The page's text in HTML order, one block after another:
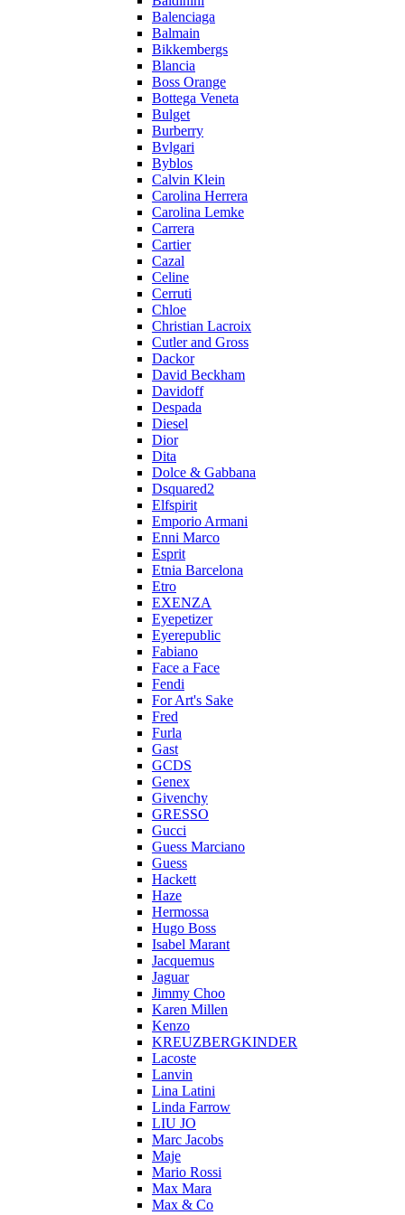
Balenciaga
Balmain
Bikkembergs
Blancia
Boss Orange
Bottega Veneta
Bulget
Burberry
Bvlgari
Byblos
Calvin Klein
Carolina Herrera
Carolina Lemke
Carrera
Cartier
Cazal
Celine
Cerruti
Chloe
Christian Lacroix
Cutler and Gross
Dackor
David Beckham
Davidoff
Despada
Diesel
Dior
Dita
Dolce & Gabbana
Dsquared2
Elfspirit
Emporio Armani
Enni Marco
Esprit
Etnia Barcelona
Etro
EXENZA
Eyepetizer
Eyerepublic
Fabiano
Face a Face
Fendi
For Art's Sake
Fred
Furla
Gast
GCDS
Genex
Givenchy
GRESSO
Gucci
Guess Marciano
Guess
Hackett
Haze
Hermossa
Hugo Boss
Isabel Marant
Jacquemus
Jaguar
Jimmy Choo
Karen Millen
Kenzo
KREUZBERGKINDER
Lacoste
Lanvin
Lina Latini
Linda Farrow
LIU JO
Marc Jacobs
Maje
Mario Rossi
Max Mara
Max & Co